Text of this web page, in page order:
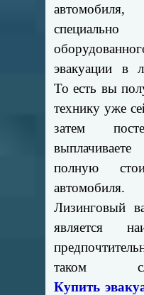
автомобиля,
специально
эвакуации в
То есть вы
технику уже
затем
выплачиваете
полную
автомобиля.
Лизинговый
является
таком
Купить